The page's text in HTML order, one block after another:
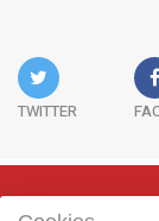
TWITTER